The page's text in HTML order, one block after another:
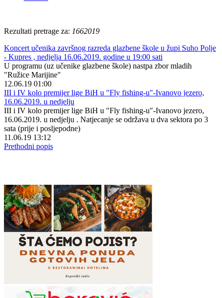
Rezultati pretrage za: 1662019
Koncert učenika završnog razreda glazbene škole u župi Suho Polje
- Kupres , nedjelja 16.06.2019. godine u 19:00 sati
U programu (uz učenike glazbene škole) nastpa zbor mladih
"Ružice Marijine"
12.06.19 01:00
III i IV kolo premijer lige BiH u "Fly fishing-u"-Ivanovo jezero,
16.06.2019. u nedjelju
III i IV kolo premijer lige BiH u "Fly fishing-u"-Ivanovo jezero,
16.06.2019. u nedjelju . Natjecanje se održava u dva sektora po 3
sata (prije i posljepodne)
11.06.19 13:12
Prethodni popis